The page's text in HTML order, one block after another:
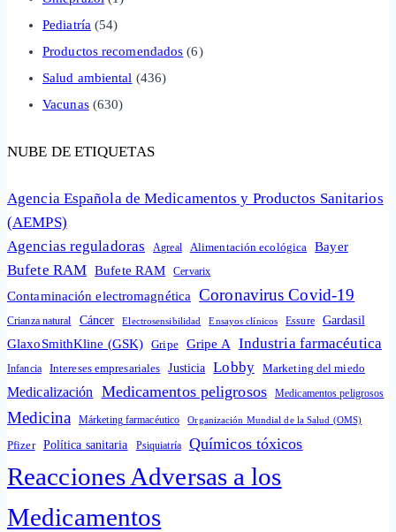
Pediatría (54)
Productos recomendados (6)
Salud ambiental (436)
Vacunas(630)
NUBE DE ETIQUETAS
Agencia Española de Medicamentos y Productos Sanitarios
(AEMPS)
Agencias reguladoras
Agreal Alimentación ecológica Bayer
Bufete RAM Bufete RAM Cervarix
Contaminación electromagnética Coronavirus Covid-19
Crianza natural Cáncer Electrosensibilidad Ensayos clínicos Essure Gardasil
GlaxoSmithKline (GSK) Gripe Gripe A Industria farmacéutica
Infancia Intereses empresariales Justicia Lobby Marketing del miedo
Medicalización Medicamentos peligrosos Medicamentos peligrosos
Medicina Márketing farmacéutico Organización Mundial de la Salud (OMS)
Pfizer Política sanitaria Psiquiatría Químicos tóxicos
Reacciones Adversas a los
Medicamentos